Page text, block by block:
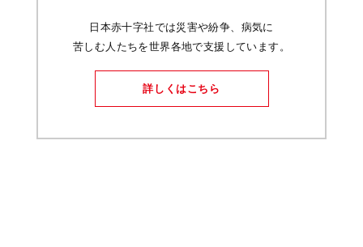
日本赤十字社では災害や紛争、病気に
苦しむ人たちを世界各地で支援しています。
詳しくはこちら